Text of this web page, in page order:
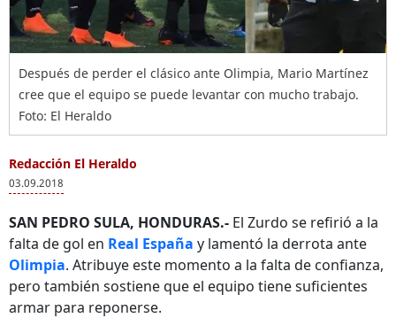
Después de perder el clásico ante Olimpia, Mario Martínez
cree que el equipo se puede levantar con mucho trabajo.
Foto: El Heraldo
Redacción El Heraldo
03.09.2018
SAN PEDRO SULA, HONDURAS.- El Zurdo se refirió a la
falta de gol en Real España y lamentó la derrota ante
Olimpia. Atribuye este momento a la falta de confianza,
pero también sostiene que el equipo tiene suficientes
armar para reponerse.